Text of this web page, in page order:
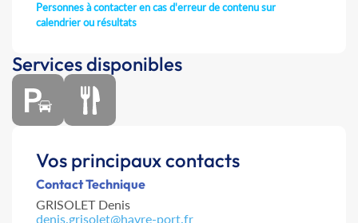
Personnes à contacter en cas d'erreur de contenu sur
calendrier ou résultats
Services disponibles
Vos principaux contacts
Contact Technique
GRISOLET Denis
denis.grisolet@havre-port.fr